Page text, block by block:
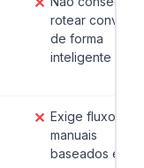
rotear
de forma
inteligente
✕ Exige fluxos
manuais
baseados em